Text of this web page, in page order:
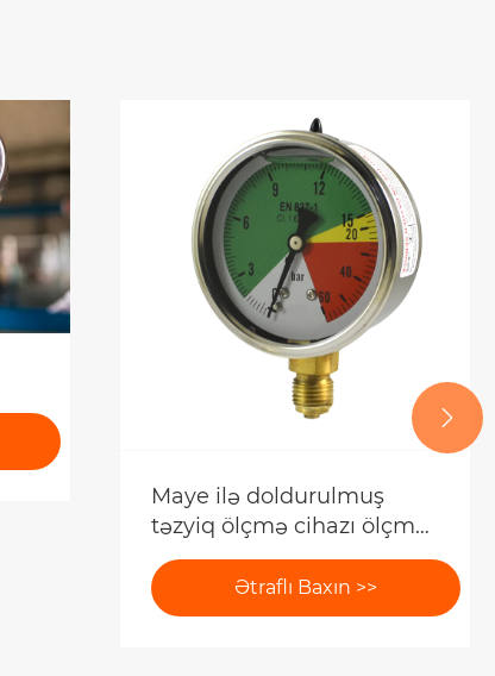
Maye ilə doldurulmuş
təzyiq ölçmə cihazı ölçmə
dəqiqliyini necə artırır?
Ətraflı Baxın >>
